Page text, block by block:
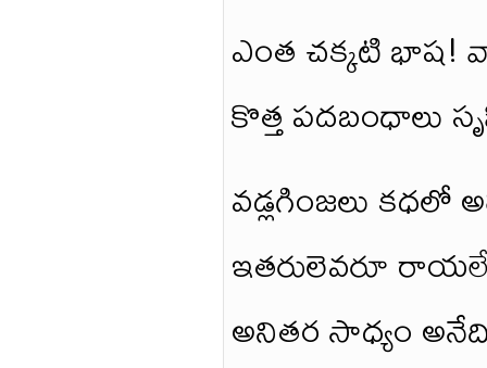
ఎంత చక్కటి భాష!
కొత్త పదబంధాలు
వడ్లగింజలు కధలో
ఇతరులెవరూ
అనితర సాధ్యం